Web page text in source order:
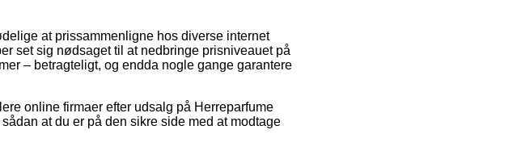
at prissammenligne hos diverse internet
set sig nødsaget til at nedbringe prisniveauet på
– betragteligt, og endda nogle gange garantere
online firmaer efter udsalg på Herreparfume
at du er på den sikre side med at modtage